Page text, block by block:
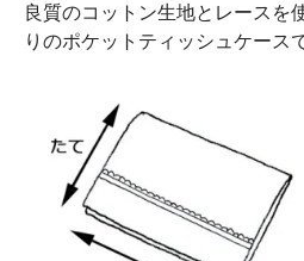
良質のコットン生地とレースを
りのポケットティッシュケース